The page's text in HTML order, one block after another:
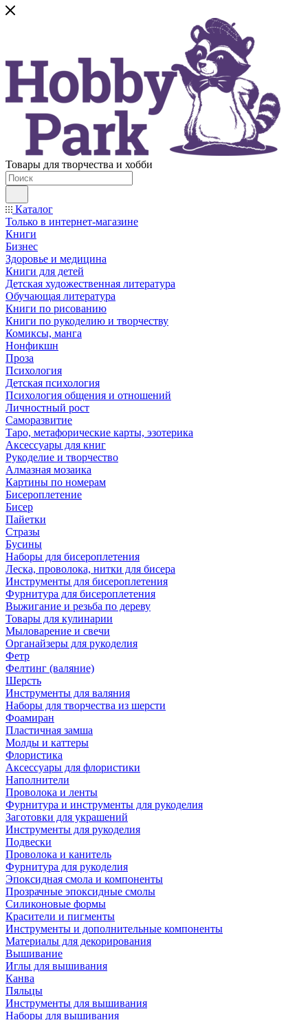
Товары для творчества и хобби
Каталог
Только в интернет-магазине
Книги
Бизнес
Здоровье и медицина
Книги для детей
Детская художественная литература
Обучающая литература
Книги по рисованию
Книги по рукоделию и творчеству
Комиксы, манга
Нонфикшн
Проза
Психология
Детская психология
Психология общения и отношений
Личностный рост
Саморазвитие
Таро, метафорические карты, эзотерика
Аксессуары для книг
Рукоделие и творчество
Алмазная мозаика
Картины по номерам
Бисероплетение
Бисер
Пайетки
Стразы
Бусины
Наборы для бисероплетения
Леска, проволока, нитки для бисера
Инструменты для бисероплетения
Фурнитура для бисероплетения
Выжигание и резьба по дереву
Товары для кулинарии
Мыловарение и свечи
Органайзеры для рукоделия
Фетр
Фелтинг (валяние)
Шерсть
Инструменты для валяния
Наборы для творчества из шерсти
Фоамиран
Пластичная замша
Молды и каттеры
Флористика
Аксессуары для флористики
Наполнители
Проволока и ленты
Фурнитура и инструменты для рукоделия
Заготовки для украшений
Инструменты для рукоделия
Подвески
Проволока и канитель
Фурнитура для рукоделия
Эпоксидная смола и компоненты
Прозрачные эпоксидные смолы
Силиконовые формы
Красители и пигменты
Инструменты и дополнительные компоненты
Материалы для декорирования
Вышивание
Иглы для вышивания
Канва
Пяльцы
Инструменты для вышивания
Наборы для вышивания